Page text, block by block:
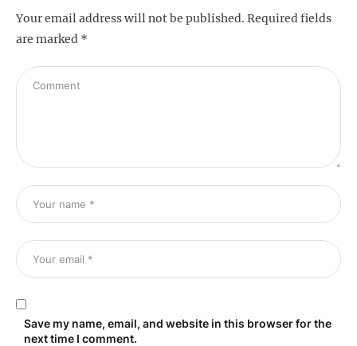
Your email address will not be published. Required fields
are marked *
Save my name, email, and website in this browser for the
next time I comment.